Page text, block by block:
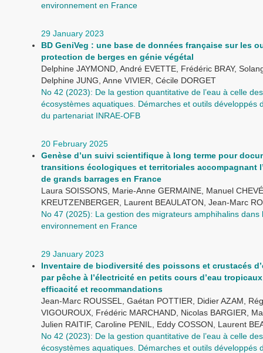
environnement en France
29 January 2023
BD GeniVeg : une base de données française sur les
protection de berges en génie végétal
Delphine JAYMOND, André EVETTE, Frédéric BRAY,
Delphine JUNG, Anne VIVIER, Cécile DORGET
No 42 (2023): De la gestion quantitative de l’eau à celle des
écosystèmes aquatiques. Démarches et outils développés
du partenariat INRAE-OFB
20 February 2025
Genèse d’un suivi scientifique à long terme pour
transitions écologiques et territoriales accompagnant
de grands barrages en France
Laura SOISSONS, Marie-Anne GERMAINE, Manuel
KREUTZENBERGER, Laurent BEAULATON, Jean-Marc
No 47 (2025): La gestion des migrateurs amphihalins dans
environnement en France
29 January 2023
Inventaire de biodiversité des poissons et crustacés
par pêche à l’électricité en petits cours d’eau
efficacité et recommandations
Jean-Marc ROUSSEL, Gaétan POTTIER, Didier AZAM,
VIGOUROUX, Frédéric MARCHAND, Nicolas BARGIER,
Julien RAITIF, Caroline PENIL, Eddy COSSON, Laurent
No 42 (2023): De la gestion quantitative de l’eau à celle des
écosystèmes aquatiques. Démarches et outils développés